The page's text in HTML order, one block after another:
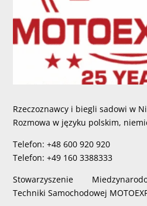
Rzeczoznawcy i biegli sadowi w
Rozmowa w języku polskim,
Telefon: +48 600 920 920
Telefon: +49 160 3388333
Stowarzyszenie
Techniki Samochodowej